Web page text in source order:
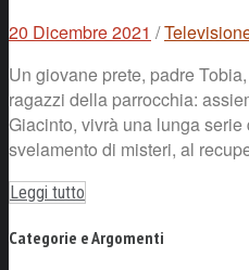
20 Dicembre 2021 /
Un giovane prete, padre
ragazzi della parrocchia:
Giacinto, vivrà una lunga
svelamento di misteri, al
Leggi tutto
Categorie e Argomenti